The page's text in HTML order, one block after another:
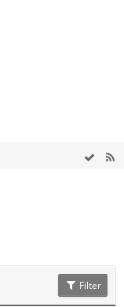
Filter